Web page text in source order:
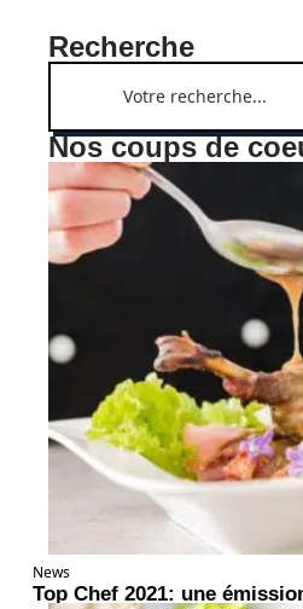
Recherche
Nos coups de
News
Top Chef 2021: une